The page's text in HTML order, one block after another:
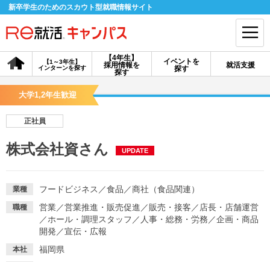
新卒学生のためのスカウト型就職情報サイト
【4年生】
採用情報を
探す
【1～3年生】
インターンを探す
イベントを
探す
就活支援
会員登録 ログイン
探す
イベントを探す スカウト お知らせ
大学1,2年生歓迎
正社員
株式会社資さん UPDATE
業種 フードビジネス ／食品 ／商社（食品関連）
職種 営業／営業推進・販売促進 ／販売・接客 ／ 店長・店舗運営
／ホール・調理スタッフ ／ 人事・総務・労務 ／企画・商品
開発 ／宣伝・広報
本社 福岡県